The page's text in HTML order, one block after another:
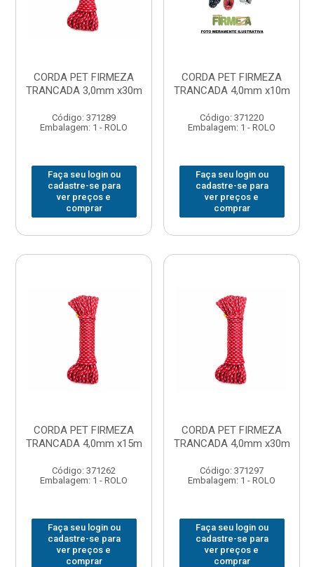
CORDA PET FIRMEZA
TRANCADA 3,0mm x30m
Código: 371289
Embalagem: 1 - ROLO
Faça seu login ou
cadastre-se para
ver preços e
comprar
CORDA PET FIRMEZA
TRANCADA 4,0mm x10m
Código: 371220
Embalagem: 1 - ROLO
Faça seu login ou
cadastre-se para
ver preços e
comprar
CORDA PET FIRMEZA
TRANCADA 4,0mm x15m
Código: 371262
Embalagem: 1 - ROLO
Faça seu login ou
cadastre-se para
ver preços e
comprar
CORDA PET FIRMEZA
TRANCADA 4,0mm x30m
Código: 371297
Embalagem: 1 - ROLO
Faça seu login ou
cadastre-se para
ver preços e
comprar